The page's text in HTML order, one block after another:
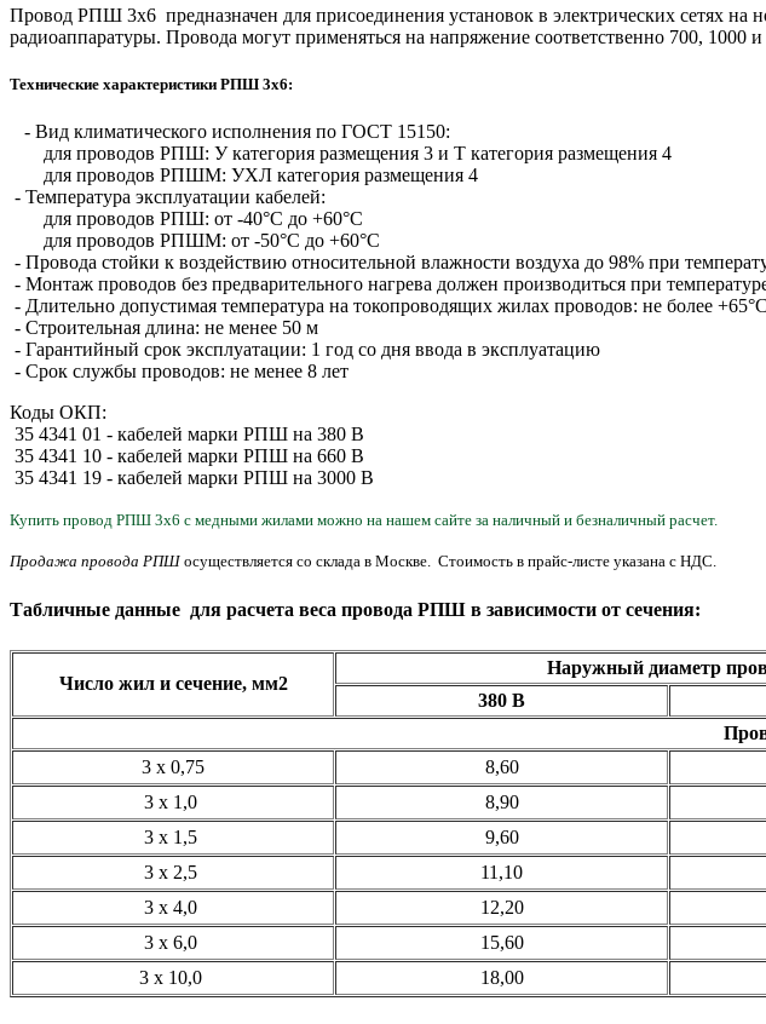
Провод РПШ 3х6 предназначен для присоединения установок в электрических сетях
радиоаппаратуры. Провода могут применяться на напряжение соответственно 700, 1000
Технические характеристики РПШ 3х6:
- Вид климатического исполнения по ГОСТ 15150:
для проводов РПШ: У категория размещения 3 и Т категория размещения 4
для проводов РПШМ: УХЛ категория размещения 4
- Температура эксплуатации кабелей:
для проводов РПШ: от -40°С до +60°С
для проводов РПШМ: от -50°С до +60°С
- Провода стойки к воздействию относительной влажности воздуха до 98% при
- Монтаж проводов без предварительного нагрева должен производиться при
- Длительно допустимая температура на токопроводящих жилах проводов: не более +65°С
- Строительная длина: не менее 50 м
- Гарантийный срок эксплуатации: 1 год со дня ввода в эксплуатацию
- Срок службы проводов: не менее 8 лет
Коды ОКП:
35 4341 01 - кабелей марки РПШ на 380 В
35 4341 10 - кабелей марки РПШ на 660 В
35 4341 19 - кабелей марки РПШ на 3000 В
Купить провод РПШ 3х6 с медными жилами можно на нашем сайте за наличный и безналичный расчет.
Продажа провода РПШ осуществляется со склада в Москве. Стоимость в прайс-листе указана с НДС.
Табличные данные для расчета веса провода РПШ в зависимости от сечения:
Число жил и сечение, мм2
Наружный диаметр
380 В
3 x 0,75
8,60
3 x 1,0
8,90
3 x 1,5
9,60
3 x 2,5
11,10
3 x 4,0
12,20
3 x 6,0
15,60
3 x 10,0
18,00